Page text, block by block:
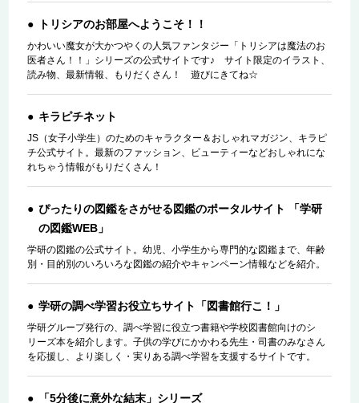
トリシアのお部屋へようこそ！！
かわいい魔女が大かつやくの人気ファンタジー「トリシアは魔法のお
医者さん！！」シリーズの公式サイトです♪ サイト限定のイラスト、
読み物、最新情報、もりだくさん！ 遊びにきてね☆
キラピチネット
JS（女子小学生）のためのキャラクター＆おしゃれマガジン、キラピ
チ公式サイト。最新のファッション、ビューティーなどおしゃれにな
れちゃう情報がもりだくさん！
ぴったりの図鑑をさがせる図鑑のポータルサイト 「学研
の図鑑WEB」
学研の図鑑の公式サイト。幼児、小学生から専門的な図鑑まで、年齢
別・目的別のいろいろな図鑑の紹介やキャンペーン情報などを紹介。
学研の調べ学習お役立ちサイト「図書館行こ！」
学研グループ発行の、調べ学習に役立つ書籍や学校図書館向けのシ
リーズ本を紹介します。子供の学びにかかわる先生・司書のみなさん
を応援し、より楽しく・実りある調べ学習を支援するサイトです。
「5分後に意外な結末」シリーズ